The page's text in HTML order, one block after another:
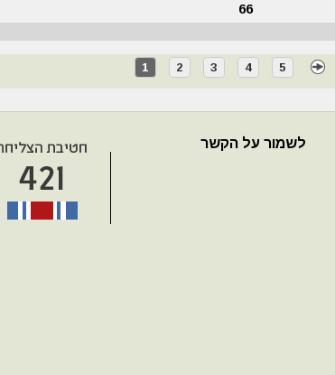
66
1 2 3 4 5
לשמור על הקשר